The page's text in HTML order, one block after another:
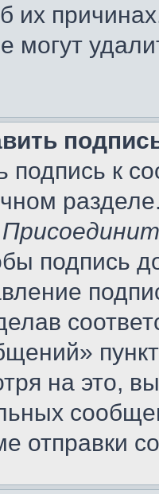
их
могут
подпись к
подпись
на это,
отправки